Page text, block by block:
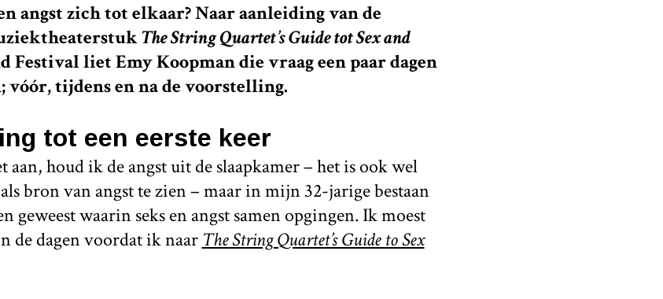
angst zich tot elkaar? Naar aanleiding van de
The String Quartet’s Guide tot Sex and
Festival liet Emy Koopman die vraag een paar dagen
vóór, tijdens en na de voorstelling.
tot een eerste keer
houd ik de angst uit de slaapkamer – het is ook wel
bron van angst te zien – maar in mijn 32-jarige bestaan
geweest waarin seks en angst samen opgingen. Ik moest
de dagen voordat ik naar The String Quartet’s Guide to Sex